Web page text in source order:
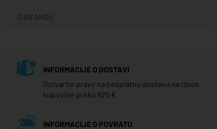
O BRANDU
INFORMACIJE O DOSTAVI
Ostvarite pravo na besplatnu dostavu na iznos
kupovine preko 625 €
INFORMACIJE O POVRATU